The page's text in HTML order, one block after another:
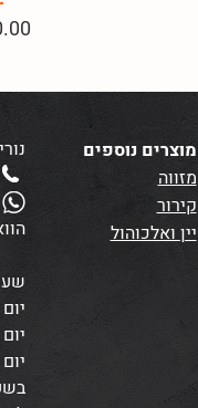
נוריאל 8,
יום
יום
מוצרים נוספים
מזווה
קירור
יין ואלכוהול